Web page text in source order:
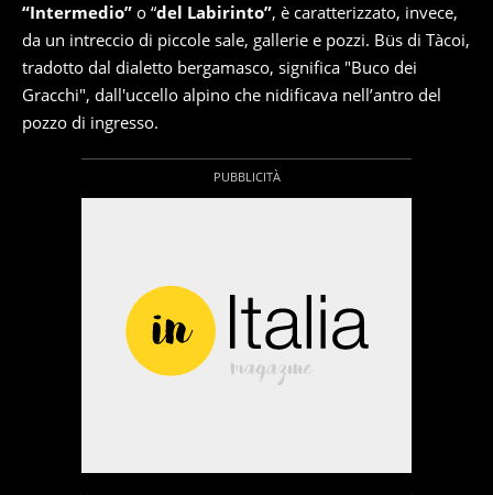
“Intermedio” o “del Labirinto”, è caratterizzato, invece,
da un intreccio di piccole sale, gallerie e pozzi. Büs di Tàcoi,
tradotto dal dialetto bergamasco, significa "Buco dei
Gracchi", dall'uccello alpino che nidificava nell’antro del
pozzo di ingresso.